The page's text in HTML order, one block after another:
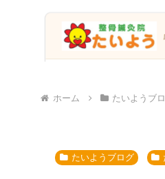
ホーム たいようブ
たいようブログ